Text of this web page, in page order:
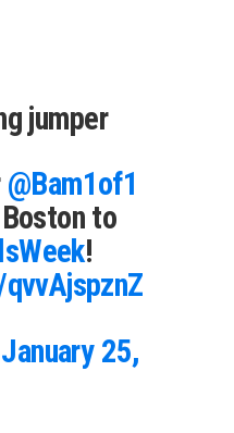
jumper
@Bam1of1
to
!
January 25,